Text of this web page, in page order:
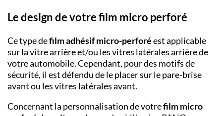
Le design de votre film micro perforé
Ce type defilm adhésif micro-perforéest applicable
sur la vitre arrière et/ou les vitres latérales arrière de
votre automobile. Cependant, pour des motifs de
sécurité, il est défendu de le placer sur le pare-brise
avant ou les vitres latérales avant.
Concernant la personnalisation de votrefilm micro